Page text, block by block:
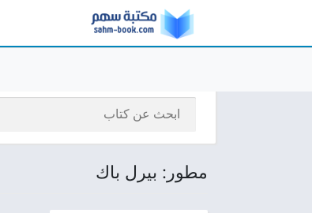
مطور: بيرل باك